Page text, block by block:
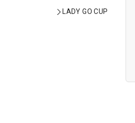
LADY GO CUP